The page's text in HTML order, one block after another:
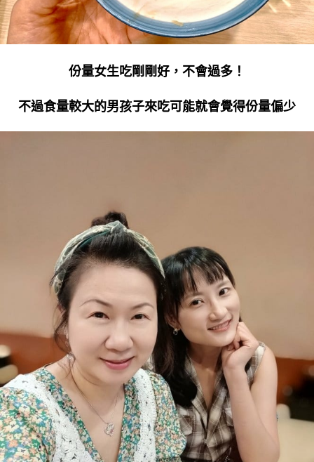
份量女生吃剛剛好，不會過多！
不過食量較大的男孩子來吃可能就會覺得份量偏少